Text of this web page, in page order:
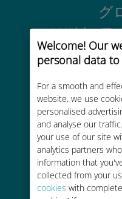
Welcome! Our
personal data
For a smooth and
website, we use
personalised
and analyse our
your use of our site
analytics partners
information that
collected from your
cookies with
グ
200以上の国
的な高品位
コスト
お客様が普段
ーミングサー
べて最大で90